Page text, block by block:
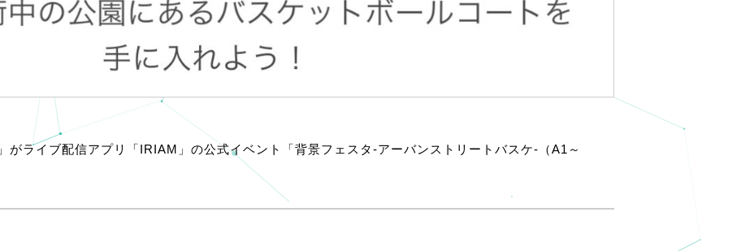
」がライブ配信アプリ「IRIAM」の公式イベント「背景フェスタ-アーバンストリートバスケ-（A1～